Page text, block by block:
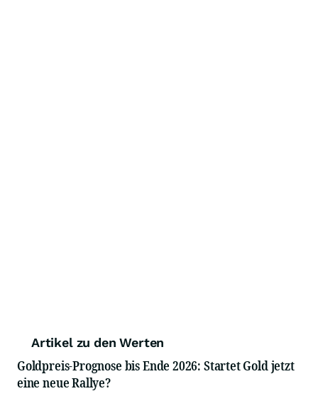
Artikel zu den Werten
Goldpreis-Prognose bis Ende 2026: Startet Gold jetzt
eine neue Rallye?